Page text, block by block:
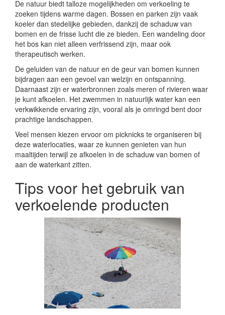
De natuur biedt talloze mogelijkheden om verkoeling te
zoeken tijdens warme dagen. Bossen en parken zijn vaak
koeler dan stedelijke gebieden, dankzij de schaduw van
bomen en de frisse lucht die ze bieden. Een wandeling door
het bos kan niet alleen verfrissend zijn, maar ook
therapeutisch werken.
De geluiden van de natuur en de geur van bomen kunnen
bijdragen aan een gevoel van welzijn en ontspanning.
Daarnaast zijn er waterbronnen zoals meren of rivieren waar
je kunt afkoelen. Het zwemmen in natuurlijk water kan een
verkwikkende ervaring zijn, vooral als je omringd bent door
prachtige landschappen.
Veel mensen kiezen ervoor om picknicks te organiseren bij
deze waterlocaties, waar ze kunnen genieten van hun
maaltijden terwijl ze afkoelen in de schaduw van bomen of
aan de waterkant zitten.
Tips voor het gebruik van
verkoelende producten